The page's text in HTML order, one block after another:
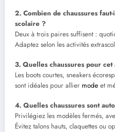
2. Combien de chaussures
scolaire ?
Deux à trois paires suffisent :
Adaptez selon les activités
3. Quelles chaussures pour cet
Les boots courtes, sneakers
sont idéales pour allier mode et
4. Quelles chaussures sont
Privilégiez les modèles fermés,
Évitez talons hauts, claquettes ou